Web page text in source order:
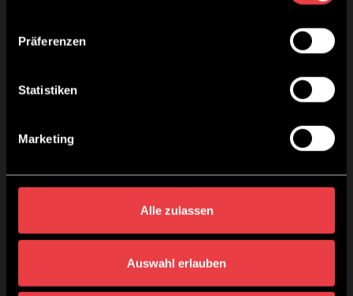
Präferenzen
Statistiken
Marketing
Alle zulassen
Auswahl erlauben